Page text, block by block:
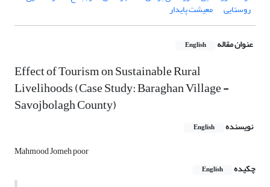
روستایی معیشت پایدار
عنوان مقاله English
Effect of Tourism on Sustainable Rural
Livelihoods (Case Study: Baraghan Village -
Savojbolagh County)
نویسنده English
Mahmood Jomeh poor
چکیده
English